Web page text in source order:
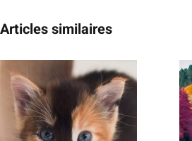
Articles similaires